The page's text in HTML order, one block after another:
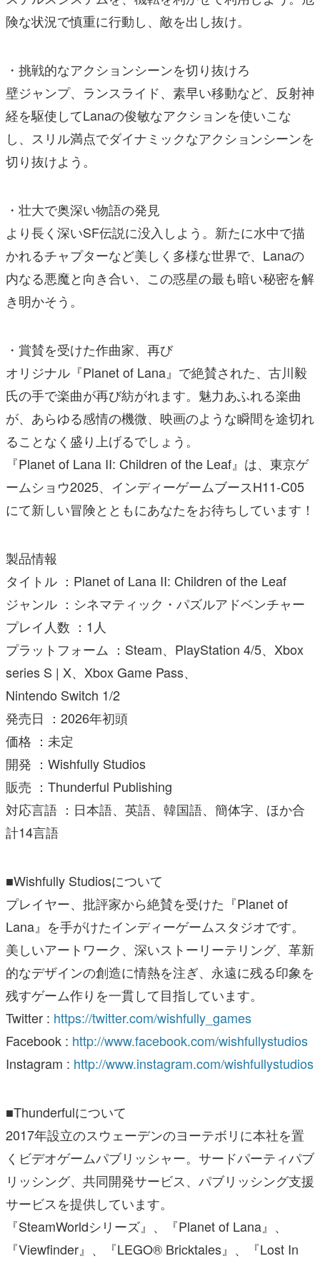
険な状況で慎重に行動し、敵を出し抜け。
・挑戦的なアクションシーンを切り抜けろ
壁ジャンプ、ランスライド、素早い移動など、反射神
経を駆使してLanaの俊敏なアクションを使いこな
し、スリル満点でダイナミックなアクションシーンを
切り抜けよう。
・壮大で奥深い物語の発見
より長く深いSF伝説に没入しよう。新たに水中で描
かれるチャプターなど美しく多様な世界で、Lanaの
内なる悪魔と向き合い、この惑星の最も暗い秘密を解
き明かそう。
・賞賛を受けた作曲家、再び
オリジナル『Planet of Lana』で絶賛された、古川毅
氏の手で楽曲が再び紡がれます。魅力あふれる楽曲
が、あらゆる感情の機微、映画のような瞬間を途切れ
ることなく盛り上げるでしょう。
『Planet of Lana II: Children of the Leaf』は、東京ゲ
ームショウ2025、インディーゲームブースH11-C05
にて新しい冒険とともにあなたをお待ちしています！
製品情報
タイトル ：Planet of Lana II: Children of the Leaf
ジャンル ：シネマティック・パズルアドベンチャー
プレイ人数 ：1人
プラットフォーム ：Steam、PlayStation 4/5、Xbox
series S | X、Xbox Game Pass、
Nintendo Switch 1/2
発売日 ：2026年初頭
価格 ：未定
開発 ：Wishfully Studios
販売 ：Thunderful Publishing
対応言語 ：日本語、英語、韓国語、簡体字、ほか合
計14言語
■Wishfully Studiosについて
プレイヤー、批評家から絶賛を受けた『Planet of
Lana』を手がけたインディーゲームスタジオです。
美しいアートワーク、深いストーリーテリング、革新
的なデザインの創造に情熱を注ぎ、永遠に残る印象を
残すゲーム作りを一貫して目指しています。
Twitter : https://twitter.com/wishfully_games
Facebook : http://www.facebook.com/wishfullystudios
Instagram : http://www.instagram.com/wishfullystudios
■Thunderfulについて
2017年設立のスウェーデンのヨーテボリに本社を置
くビデオゲームパブリッシャー。サードパーティパブ
リッシング、共同開発サービス、パブリッシング支援
サービスを提供しています。
『SteamWorldシリーズ』、『Planet of Lana』、
『Viewfinder』、『LEGO® Bricktales』、『Lost In